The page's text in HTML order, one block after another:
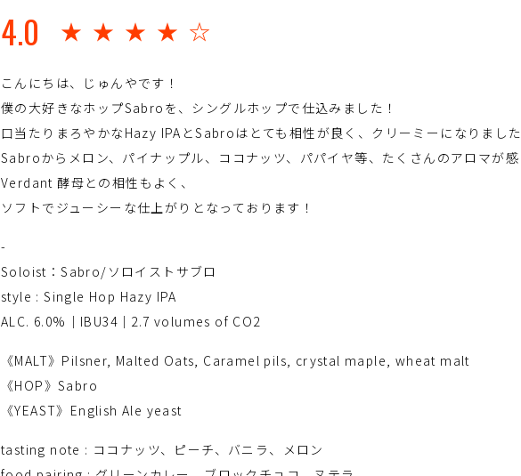
4.0 ★★★★☆
こんにちは、じゅんやです！
僕の大好きなホップSabroを、シングルホップで仕込みました！
口当たりまろやかなHazy IPAとSabroはとても相性が良く、クリーミーになりまし
Sabroからメロン、パイナップル、ココナッツ、パパイヤ等、たくさんのアロマが
Verdant 酵母との相性もよく、
ソフトでジューシーな仕上がりとなっております！
-
Soloist：Sabro/ソロイストサブロ
style : Single Hop Hazy IPA
ALC. 6.0%｜IBU34｜2.7 volumes of CO2
《MALT》Pilsner, Malted Oats, Caramel pils, crystal maple, wheat malt
《HOP》Sabro
《YEAST》English Ale yeast
tasting note : ココナッツ、ピーチ、バニラ、メロン